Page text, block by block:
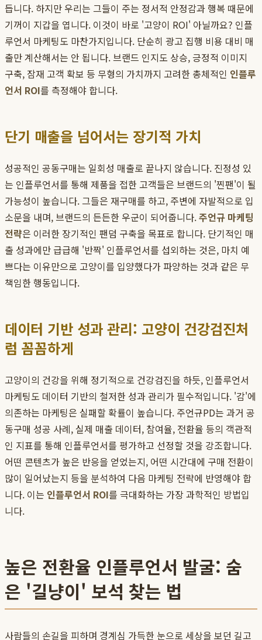
듭니다. 하지만 우리는 그들이 주는 정서적 안정감과 행복 때문에
기꺼이 지갑을 엽니다. 이것이 바로 '고양이 ROI' 아닐까요? 인플
루언서 마케팅도 마찬가지입니다. 단순히 광고 집행 비용 대비 매
출만 계산해서는 안 됩니다. 브랜드 인지도 상승, 긍정적 이미지
구축, 잠재 고객 확보 등 무형의 가치까지 고려한 총체적인 인플루
언서 ROI를 측정해야 합니다.
단기 매출을 넘어서는 장기적 가치
성공적인 공동구매는 일회성 매출로 끝나지 않습니다. 진정성 있
는 인플루언서를 통해 제품을 접한 고객들은 브랜드의 '찐팬'이 될
가능성이 높습니다. 그들은 재구매를 하고, 주변에 자발적으로 입
소문을 내며, 브랜드의 든든한 우군이 되어줍니다.주언규 마케팅
전략은 이러한 장기적인 팬덤 구축을 목표로 합니다. 단기적인 매
출 성과에만 급급해 '반짝' 인플루언서를 섭외하는 것은, 마치 예
쁘다는 이유만으로 고양이를 입양했다가 파양하는 것과 같은 무
책임한 행동입니다.
데이터 기반 성과 관리: 고양이 건강검진처
럼 꼼꼼하게
고양이의 건강을 위해 정기적으로 건강검진을 하듯, 인플루언서
마케팅도 데이터 기반의 철저한 성과 관리가 필수적입니다. '감'에
의존하는 마케팅은 실패할 확률이 높습니다. 주언규PD는 과거 공
동구매 성공 사례, 실제 매출 데이터, 참여율, 전환율 등의 객관적
인 지표를 통해 인플루언서를 평가하고 선정할 것을 강조합니다.
어떤 콘텐츠가 높은 반응을 얻었는지, 어떤 시간대에 구매 전환이
많이 일어났는지 등을 분석하여 다음 마케팅 전략에 반영해야 합
니다. 이는 인플루언서 ROI를 극대화하는 가장 과학적인 방법입
니다.
높은 전환율 인플루언서 발굴: 숨
은 '길냥이' 보석 찾는 법
사람들의 손길을 피하며 경계심 가득한 눈으로 세상을 보던 길고